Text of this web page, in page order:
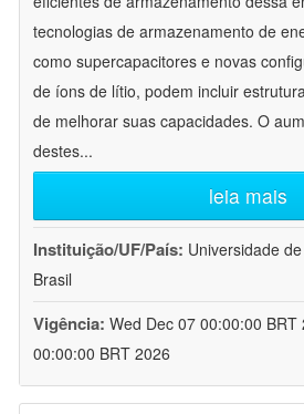
tecnologias de armazenamento de
como supercapacitores e novas
de íons de lítio, podem incluir
de melhorar suas capacidades. O
destes...
leia mais
Instituição/UF/País: Universidade
Brasil
Vigência: Wed Dec 07 00:00:00 BRT
00:00:00 BRT 2026